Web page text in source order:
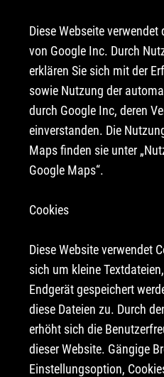
Diese Webseite
von Google Inc. Durch
erklären Sie sich mit der
sowie Nutzung der
durch Google Inc, deren
einverstanden. Die
Maps finden sie unter „
Google Maps“.
Cookies
Diese Website verwendet
sich um kleine
Endgerät gespeichert
diese Dateien zu. Durch
erhöht sich die
dieser Website. Gängige
Einstellungsoption,